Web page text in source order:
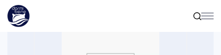
ACCESORII
Set lenjerie de pat Satin Alb Dungi Double